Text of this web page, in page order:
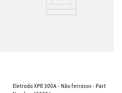
Eletrodo XPR 300A - Não ferrosos - Part